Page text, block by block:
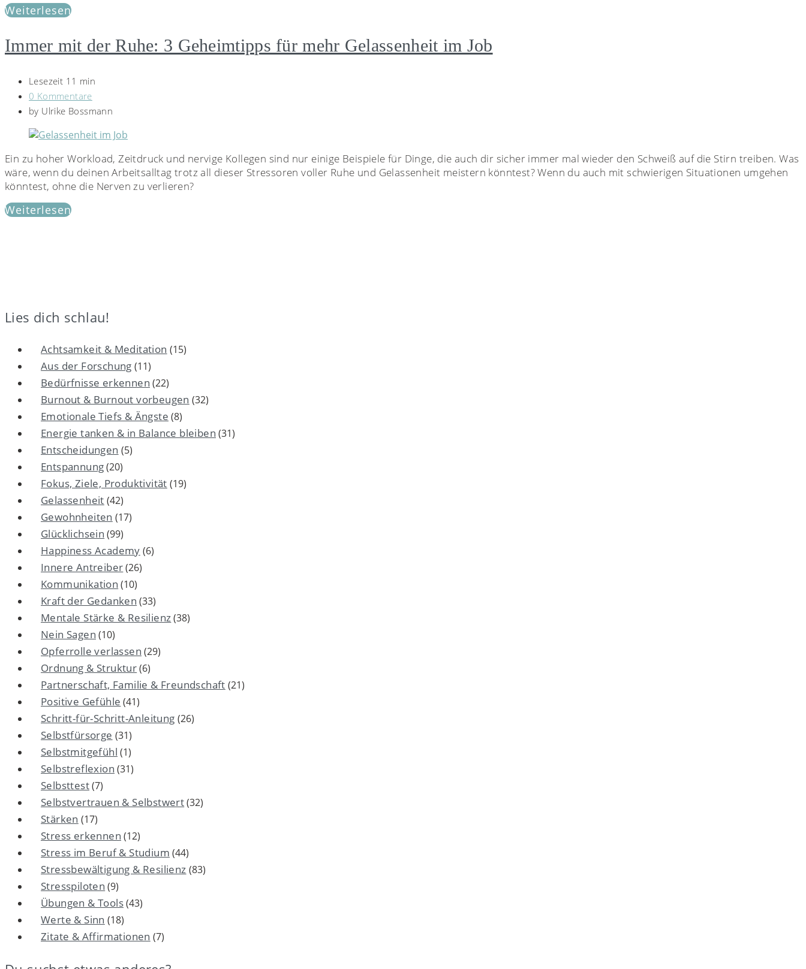
Weiterlesen
Immer mit der Ruhe: 3 Geheimtipps für mehr Gelassenheit im Job
Lesezeit 11 min
0 Kommentare
by Ulrike Bossmann
Ein zu hoher Workload, Zeitdruck und nervige Kollegen sind nur einige Beispiele für Dinge, die auch dir sicher immer mal wieder den Schweiß auf die Stirn treiben. Was
wäre, wenn du deinen Arbeitsalltag trotz all dieser Stressoren voller Ruhe und Gelassenheit meistern könntest? Wenn du auch mit schwierigen Situationen umgehen
könntest, ohne die Nerven zu verlieren?
Weiterlesen
Lies dich schlau!
Achtsamkeit & Meditation (15)
Aus der Forschung (11)
Bedürfnisse erkennen (22)
Burnout & Burnout vorbeugen (32)
Emotionale Tiefs & Ängste (8)
Energie tanken & in Balance bleiben (31)
Entscheidungen (5)
Entspannung(20)
Fokus, Ziele, Produktivität (19)
Gelassenheit (42)
Gewohnheiten (17)
Glücklichsein (99)
Happiness Academy (6)
Innere Antreiber(26)
Kommunikation (10)
Kraft der Gedanken (33)
Mentale Stärke & Resilienz(38)
Nein Sagen (10)
Opferrolle verlassen (29)
Ordnung & Struktur(6)
Partnerschaft, Familie & Freundschaft (21)
Positive Gefühle (41)
Schritt-für-Schritt-Anleitung (26)
Selbstfürsorge (31)
Selbstmitgefühl (1)
Selbstreflexion (31)
Selbsttest(7)
Selbstvertrauen & Selbstwert(32)
Stärken (17)
Stress erkennen (12)
Stress im Beruf & Studium (44)
Stressbewältigung & Resilienz (83)
Stresspiloten (9)
Übungen & Tools(43)
Werte & Sinn (18)
Zitate & Affirmationen (7)